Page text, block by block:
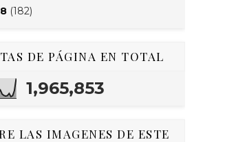
(182)
DE PÁGINA EN TOTAL
1,965,853
LAS IMAGENES DE ESTE